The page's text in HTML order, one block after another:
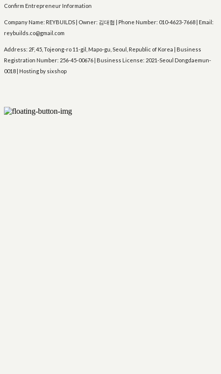
Confirm Entrepreneur Information
Company Name: REYBUILDS | Owner: 김대협 | Phone Number: 010-4623-7668 | Email:
reybuilds.co@gmail.com
Address: 2F, 45, Tojeong-ro 11-gil, Mapo-gu, Seoul, Republic of Korea | Business
Registration Number: 256-45-00676 | Business License: 2021-Seoul Dongdaemun-
0018 | Hosting by sixshop